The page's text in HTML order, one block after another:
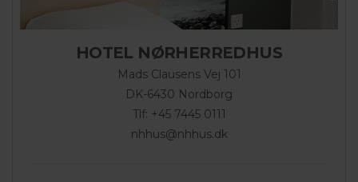
HOTEL NØRHERREDHUS
Mads Clausens Vej 101
DK-6430 Nordborg
Tlf: +45 7445 0111
nhhus@nhhus.dk